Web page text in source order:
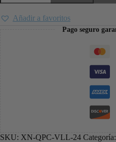
Añadir a favoritos
Pago seguro
SKU: XN-QPC-VLL-24 Categoría: